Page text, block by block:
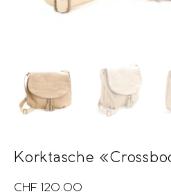
Korktasche
CHF 120.00